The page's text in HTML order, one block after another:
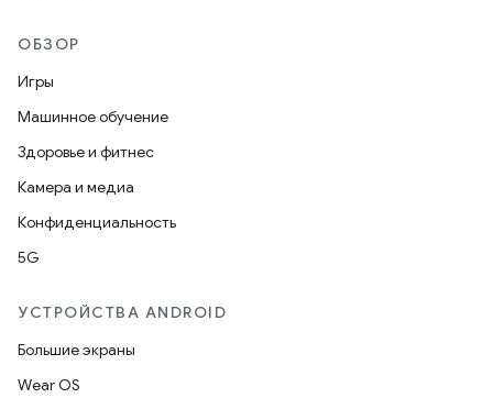
ОБЗОР
Игры
Машинное обучение
Здоровье и фитнес
Камера и медиа
Конфиденциальность
5G
УСТРОЙСТВА ANDROID
Большие экраны
Wear OS